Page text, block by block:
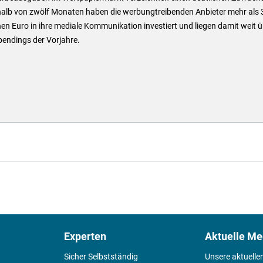
von zwölf Monaten haben die werbungtreibenden Anbieter mehr als
Euro in ihre mediale Kommunikation investiert und liegen damit weit
der Vorjahre.
Experten
Sicher Selbstständig
Aktuelle
Unsere